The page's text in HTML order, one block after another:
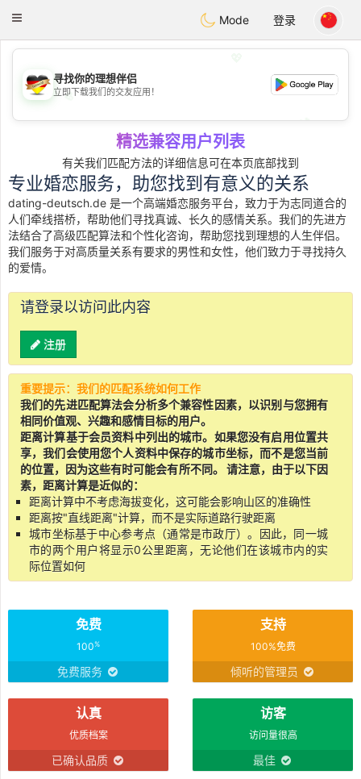
Dating
Toggle
Mode 登录
💖
💕
💕
寻找你的理想伴侣
立即下载我们的交友应用！
精选兼容用户列表
有关我们匹配方法的详细信息可在本页底部找到
专业婚恋服务，助您找到有意义的关系
dating-deutsch.de 是一个高端婚恋服务平台，致力于为志同道合的
人们牵线搭桥，帮助他们寻找真诚、长久的感情关系。我们的先进方
法结合了高级匹配算法和个性化咨询，帮助您找到理想的人生伴侣。
我们服务于对高质量关系有要求的男性和女性，他们致力于寻找持久
的爱情。
请登录以访问此内容
注册
重要提示：我们的匹配系统如何工作
我们的先进匹配算法会分析多个兼容性因素，以识别与您拥有
相同价值观、兴趣和感情目标的用户。
距离计算基于会员资料中列出的城市。如果您没有启用位置共
享，我们会使用您个人资料中保存的城市坐标，而不是您当前
的位置，因为这些有时可能会有所不同。 请注意，由于以下因
素，距离计算是近似的：
距离计算中不考虑海拔变化，这可能会影响山区的准确性
距离按"直线距离"计算，而不是实际道路行驶距离
城市坐标基于中心参考点（通常是市政厅）。因此，同一城
市的两个用户将显示0公里距离，无论他们在该城市内的实
际位置如何
免费
100%
免费服务
支持
100%免费
倾听的管理员
认真
优质档案
已确认品质
访客
访问量很高
最佳